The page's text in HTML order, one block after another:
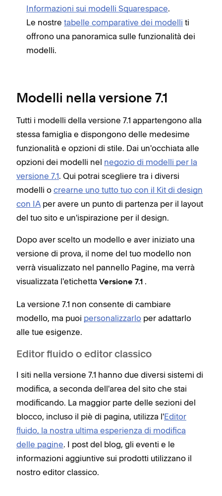
Informazioni sui modelli Squarespace.
Le nostre tabelle comparative dei modelli ti
offrono una panoramica sulle funzionalità dei
modelli.
Modelli nella versione 7.1
Tutti i modelli della versione 7.1 appartengono alla
stessa famiglia e dispongono delle medesime
funzionalità e opzioni di stile. Dai un'occhiata alle
opzioni dei modelli nel negozio di modelli per la
versione 7.1. Qui potrai scegliere tra i diversi
modelli o crearne uno tutto tuo con il Kit di design
con IA per avere un punto di partenza per il layout
del tuo sito e un'ispirazione per il design.
Dopo aver scelto un modello e aver iniziato una
versione di prova, il nome del tuo modello non
verrà visualizzato nel pannello Pagine, ma verrà
visualizzata l'etichetta Versione 7.1 .
La versione 7.1 non consente di cambiare
modello, ma puoi personalizzarlo per adattarlo
alle tue esigenze.
Editor fluido o editor classico
I siti nella versione 7.1 hanno due diversi sistemi di
modifica, a seconda dell'area del sito che stai
modificando. La maggior parte delle sezioni del
blocco, incluso il piè di pagina, utilizza l'Editor
fluido, la nostra ultima esperienza di modifica
delle pagine. I post del blog, gli eventi e le
informazioni aggiuntive sui prodotti utilizzano il
nostro editor classico.